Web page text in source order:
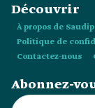
Découvrir
À propos de
Politique de
Contactez-nous
Abonnez-